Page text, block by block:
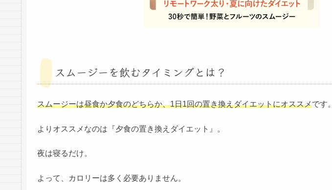
スムージーを飲むタイミングとは？
スムージーは昼食か夕食のどちらか、1日1回の置き換えダイエットにオススメです。
よりオススメなのは『夕食の置き換えダイエット』。
夜は寝るだけ。
よって、カロリーは多く必要ありません。